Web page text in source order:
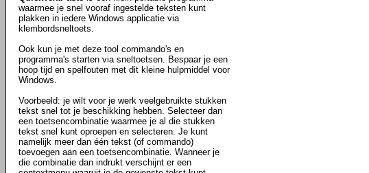
waarmee je snel vooraf ingestelde teksten kunt
plakken in iedere Windows applicatie via
klembordsneltoets.
Ook kun je met deze tool commando's en
programma's starten via sneltoetsen. Bespaar je een
hoop tijd en spelfouten met dit kleine hulpmiddel voor
Windows.
Voorbeeld: je wilt voor je werk veelgebruikte stukken
tekst snel tot je beschikking hebben. Selecteer dan
een toetsencombinatie waarmee je al die stukken
tekst snel kunt oproepen en selecteren. Je kunt
namelijk meer dan één tekst (of commando)
toevoegen aan een toetsencombinatie. Wanneer je
die combinatie dan indrukt verschijnt er een